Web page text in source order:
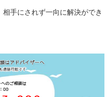
手にされず一向に解決ができ